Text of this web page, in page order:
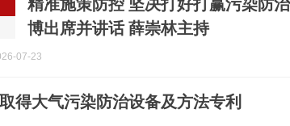
精准施策防控 坚决打好打赢污染防
博出席并讲话 薛崇林主持
07-23
得大气污染防治设备及方法专利